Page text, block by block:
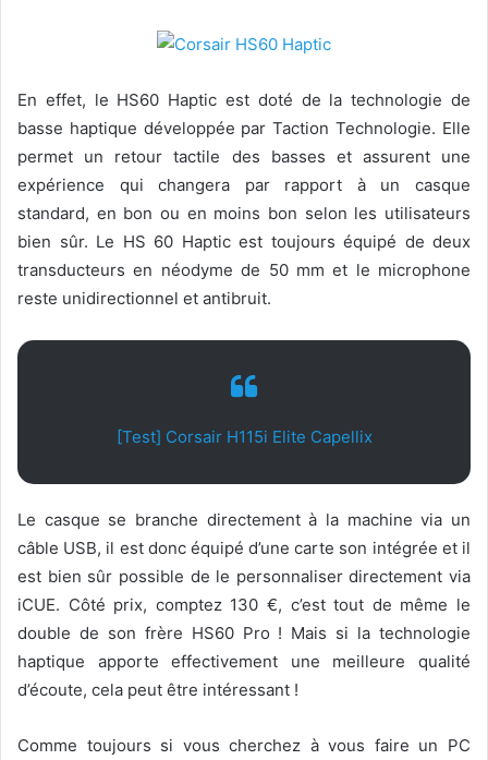
En effet, le HS60 Haptic est doté de la technologie de
basse haptique développée par Taction Technologie. Elle
permet un retour tactile des basses et assurent une
expérience qui changera par rapport à un casque
standard, en bon ou en moins bon selon les utilisateurs
bien sûr. Le HS 60 Haptic est toujours équipé de deux
transducteurs en néodyme de 50 mm et le microphone
reste unidirectionnel et antibruit.
[Test] Corsair H115i Elite Capellix
Le casque se branche directement à la machine via un
câble USB, il est donc équipé d’une carte son intégrée et il
est bien sûr possible de le personnaliser directement via
iCUE. Côté prix, comptez 130 €, c’est tout de même le
double de son frère HS60 Pro ! Mais si la technologie
haptique apporte effectivement une meilleure qualité
d’écoute, cela peut être intéressant !
Comme toujours si vous cherchez à vous faire un PC